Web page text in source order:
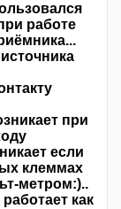
работе
при
если
клеммах
метром:)..
как